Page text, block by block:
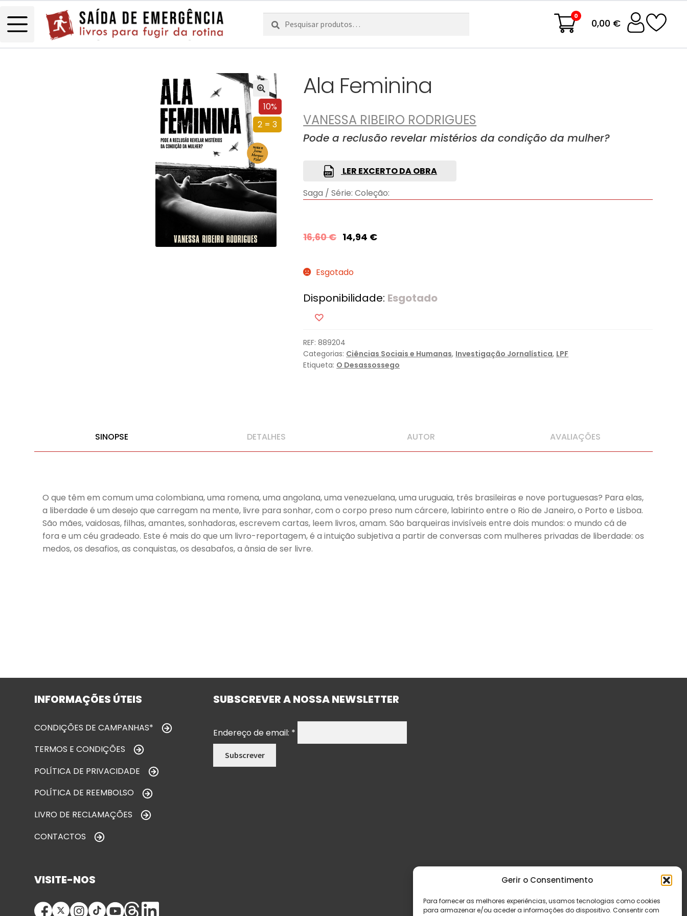
Gerir o Consentimento
Para fornecer as melhores experiências, usamos tecnologias como cookies
para armazenar e/ou aceder a informações do dispositivo. Consentir com
Pesquisar
por:
Pesquisa 0
0,00 €
10%
2 = 3
Ala Feminina
VANESSA RIBEIRO RODRIGUES
Pode a reclusão revelar mistérios da condição da mulher?
LER EXCERTO DA OBRA
Saga / Série: Coleção:
16,60€ 14,94 €
Esgotado
Disponibilidade: Esgotado
REF:889204
Categorias: Ciências Sociais e Humanas, Investigação Jornalística, LPF
Etiqueta: O Desassossego
SINOPSE DETALHES AUTOR AVALIAÇÕES
O que têm em comum uma colombiana, uma romena, uma angolana, uma venezuelana, uma uruguaia, três brasileiras e nove portuguesas? Para elas,
a liberdade é um desejo que carregam na mente, livre para sonhar, com o corpo preso num cárcere, labirinto entre o Rio de Janeiro, o Porto e Lisboa.
São mães, vaidosas, filhas, amantes, sonhadoras, escrevem cartas, leem livros, amam. São barqueiras invisíveis entre dois mundos: o mundo cá de
fora e um céu gradeado. Este é mais do que um livro-reportagem, é a intuição subjetiva a partir de conversas com mulheres privadas de liberdade: os
medos, os desafios, as conquistas, os desabafos, a ânsia de ser livre.
INFORMAÇÕES ÚTEIS
CONDIÇÕES DE CAMPANHAS*
TERMOS E CONDIÇÕES
POLÍTICA DE PRIVACIDADE
POLÍTICA DE REEMBOLSO
LIVRO DE RECLAMAÇÕES
CONTACTOS
SUBSCREVER A NOSSA NEWSLETTER
Endereço de email: *
VISITE-NOS